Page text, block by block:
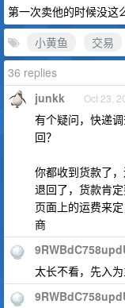
第一次卖他的时候没这
小黄鱼
交易
36 replies
junkk Oct 23,
有个疑问，快递
回？
你都收到货款了
退回了，货款肯
页面上的运费来
商
太长不看，先入